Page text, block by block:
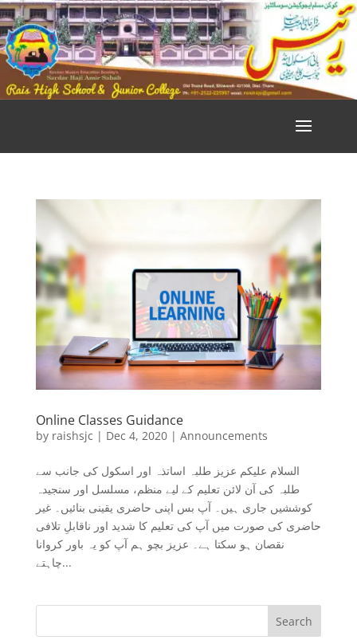
Online Classes Guidance
by raishsjc | Dec 4, 2020| Announcements
السلام علیکم عزیز طلبہ اساتذہ اور اسکول کی جانب سے
طلبہ کی آن لائن تعلیم کے لیے منظم، مسلسل اور سنجیدہ
کوششیں جاری ہیں۔ آپ بس اپنی حاضری یقینی بنائیں۔ غیر
حاضری کی صورت میں آپ کی تعلیم کا شدید اور ناقابلِ تلافی
نقصان ہو سکتا ہے۔ عزیز بچو ہم آپ کو یہ باور کروانا
چاہتے...